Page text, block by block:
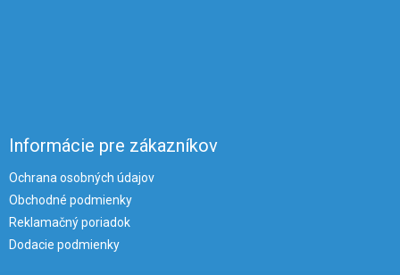
Informácie pre zákazníkov
Ochrana osobných údajov
Obchodné podmienky
Reklamačný poriadok
Dodacie podmienky